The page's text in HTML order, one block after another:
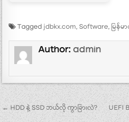
Taggedjdbkx.com, Software, မြန်မ
Author:admin
Post navigation
← HDD နဲ့ SSD ဘယ်လို ကွာခြားလဲ? UEFI